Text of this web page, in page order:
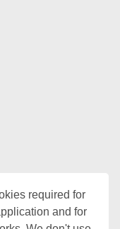
required for
and for